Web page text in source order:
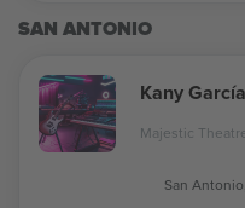
SAN ANTONIO
Kany
Majestic
San